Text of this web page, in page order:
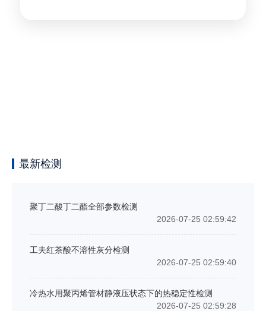
最新检测
聚丁二酸丁二酯全部参数检测
2026-07-25 02:59:42
工夫红茶酸不溶性灰分检测
2026-07-25 02:59:40
冷热水用聚丙烯管材静液压状态下的热稳定性检测
2026-07-25 02:59:28